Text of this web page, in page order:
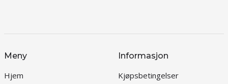
Meny
Hjem
Informasjon
Kjøpsbetingelser